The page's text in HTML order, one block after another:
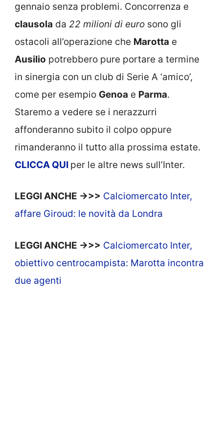
gennaio senza problemi. Concorrenza e
clausola da 22 milioni di euro sono gli
ostacoli all’operazione che Marotta e
Ausilio potrebbero pure portare a termine
in sinergia con un club di Serie A ‘amico’,
come per esempio Genoa e Parma.
Staremo a vedere se i nerazzurri
affonderanno subito il colpo oppure
rimanderanno il tutto alla prossima estate.
CLICCA QUI per le altre news sull’Inter.
LEGGI ANCHE ->>> Calciomercato Inter,
affare Giroud: le novità da Londra
LEGGI ANCHE ->>> Calciomercato Inter,
obiettivo centrocampista: Marotta incontra
due agenti